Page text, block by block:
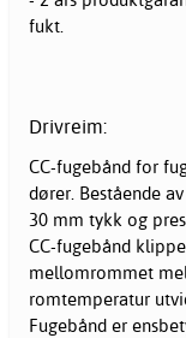
fukt.
Drivreim:
CC-fugebånd for
dører . Bestående
30 mm tykk og
CC-fugebånd
mellomrommet
romtemperatur
Fugebånd er